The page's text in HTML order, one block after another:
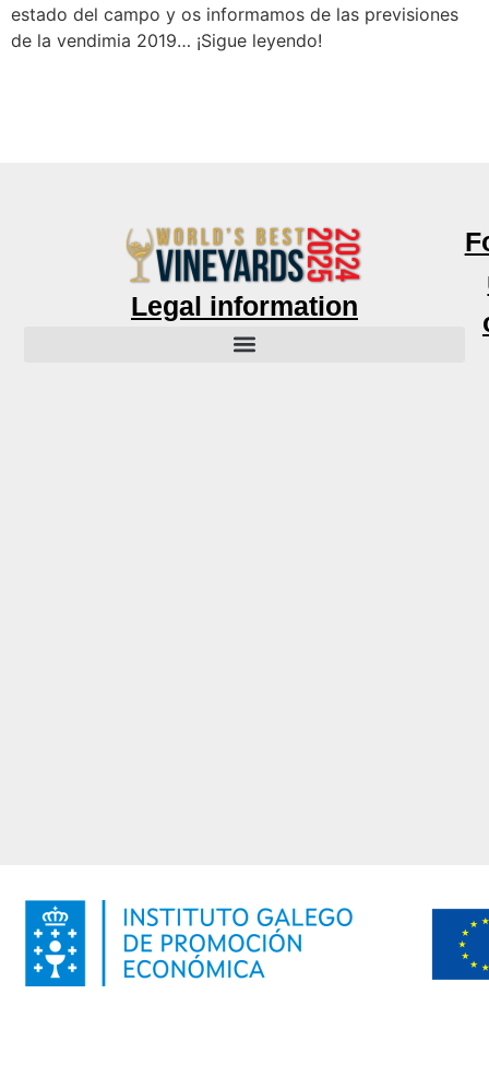
estado del campo y os informamos de las previsiones
de la vendimia 2019… ¡Sigue leyendo!
Legal information